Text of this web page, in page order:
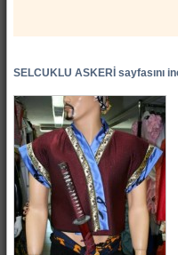
SELCUKLU ASKERİ sayfasını